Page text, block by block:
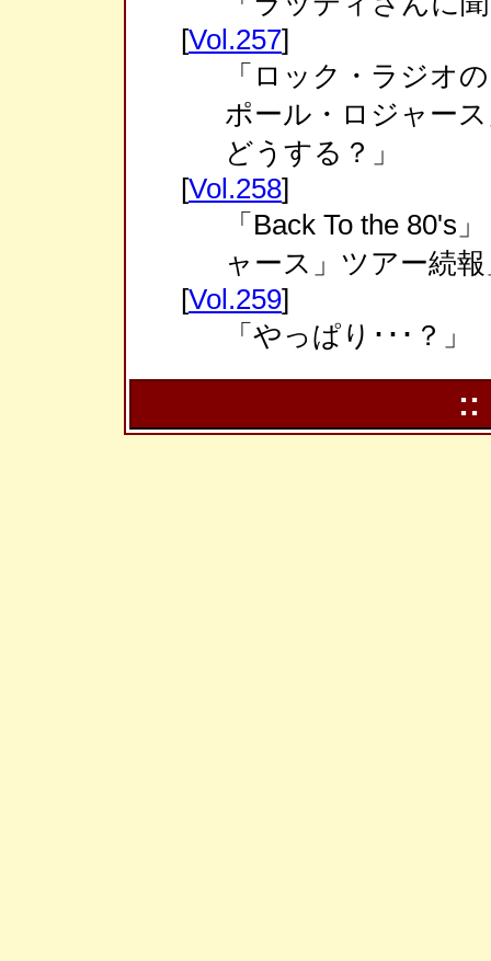
[Vol.257]
「ロック・ラジオ
ポール・ロジャー
どうする？」
[Vol.258]
「Back To the 80's
ャース」ツアー続
[Vol.259]
「やっぱり･･･？」
::